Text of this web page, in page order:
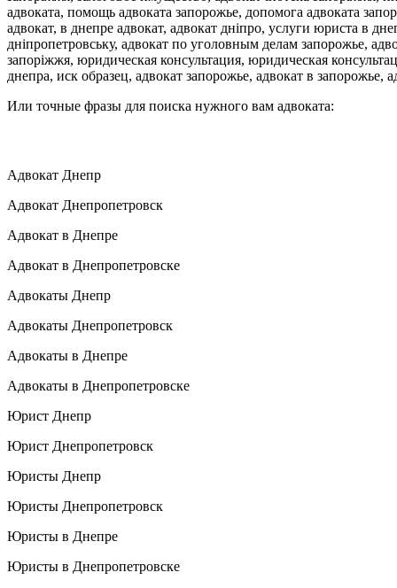
Или точные фразы для поиска нужного вам адвоката:
Адвокат Днепр
Адвокат Днепропетровск
Адвокат в Днепре
Адвокат в Днепропетровске
Адвокаты Днепр
Адвокаты Днепропетровск
Адвокаты в Днепре
Адвокаты в Днепропетровске
Юрист Днепр
Юрист Днепропетровск
Юристы Днепр
Юристы Днепропетровск
Юристы в Днепре
Юристы в Днепропетровске